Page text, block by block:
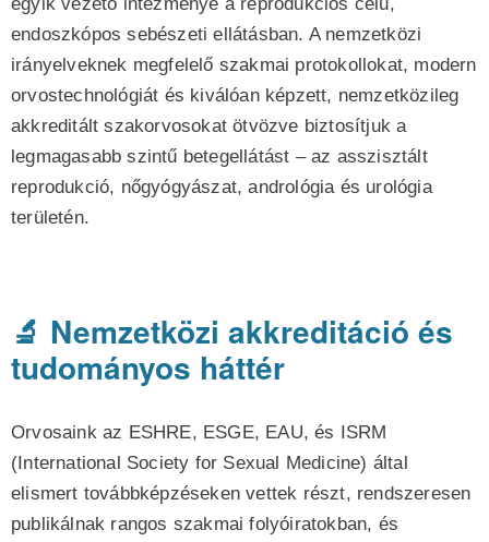
endoszkópos sebészeti ellátásban. A nemzetközi
irányelveknek megfelelő szakmai protokollokat, modern
orvostechnológiát és kiválóan képzett, nemzetközileg
akkreditált szakorvosokat ötvözve biztosítjuk a
legmagasabb szintű betegellátást – az asszisztált
reprodukció, nőgyógyászat, andrológia és urológia
területén.
🔬 Nemzetközi akkreditáció és
tudományos háttér
Orvosaink az ESHRE, ESGE, EAU, és ISRM
(International Society for Sexual Medicine) által
elismert továbbképzéseken vettek részt, rendszeresen
publikálnak rangos szakmai folyóiratokban, és